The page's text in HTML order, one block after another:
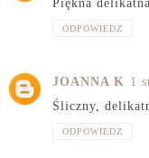
Piękna
ODPOWIEDZ
JOANNA K 1
Śliczny,
ODPOWIEDZ